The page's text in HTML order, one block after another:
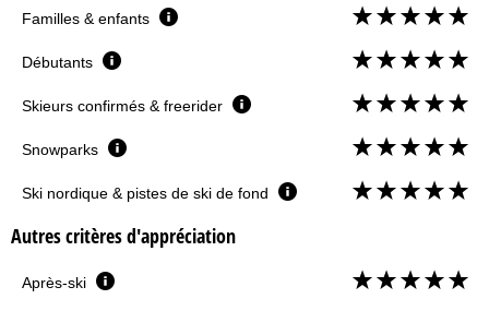
Familles & enfants
Débutants
Skieurs confirmés & freerider
Snowparks
Ski nordique & pistes de ski de fond
Autres critères d'appréciation
Après-ski